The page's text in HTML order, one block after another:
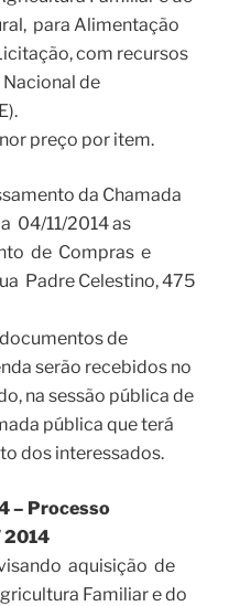
para Alimentação
com recursos
de
preço por item.
da Chamada
04/11/2014 as
de Compras e
Padre Celestino, 475
de
serão recebidos no
na sessão pública de
pública que terá
dos interessados.
– Processo
2014
aquisição de
Familiar e do